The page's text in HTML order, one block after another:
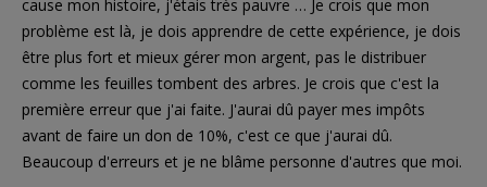
cause mon histoire, j'étais très pauvre … Je crois que mon
problème est là, je dois apprendre de cette expérience, je dois
être plus fort et mieux gérer mon argent, pas le distribuer
comme les feuilles tombent des arbres. Je crois que c'est la
première erreur que j'ai faite. J'aurai dû payer mes impôts
avant de faire un don de 10%, c'est ce que j'aurai dû.
Beaucoup d'erreurs et je ne blâme personne d'autres que moi.